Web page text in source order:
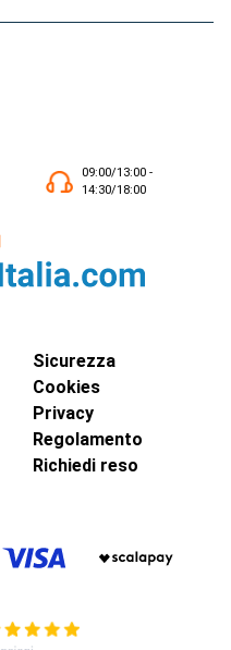
09:00/13:00 -
14:30/18:00
Sicurezza
Cookies
Privacy
Regolamento
Richiedi reso